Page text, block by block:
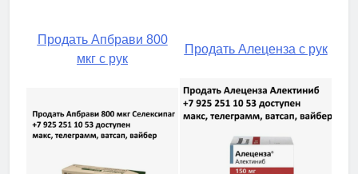
Продать Апбрави 800
мкг с рук
Продать Алеценза с рук